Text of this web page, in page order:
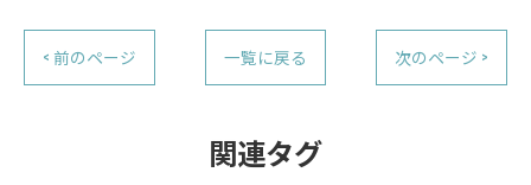
< 前のページ 一覧に戻る 次のページ >
関連タグ